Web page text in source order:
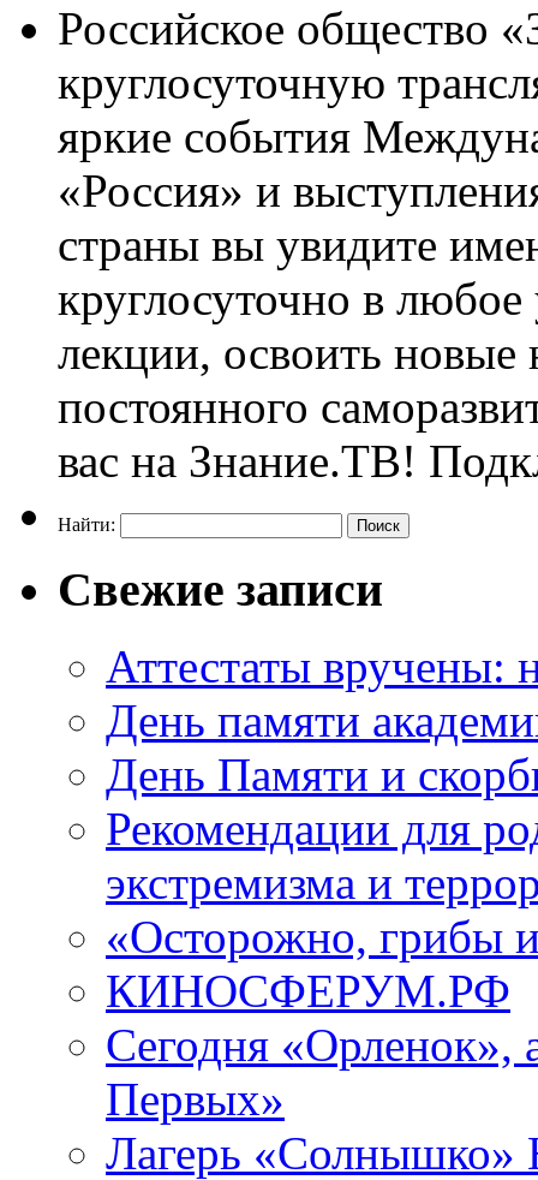
Российское общество
круглосуточную
яркие события
«Россия» и
страны вы увидите
круглосуточно в
лекции, освоить
постоянного
вас на Знание.ТВ!
Найти:
Свежие записи
Аттестаты вручены:
День памяти
День Памяти и
Рекомендации для
экстремизма и
«Осторожно, грибы
КИНОСФЕРУМ.РФ
Сегодня «Орленок»,
Первых»
Лагерь «Солнышко»